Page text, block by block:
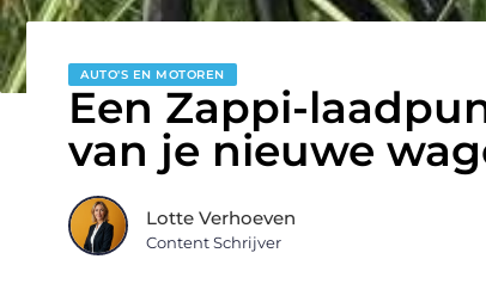
AUTO'S EN MOTOREN
Een Zappi-
van je nieuwe
Lotte Verhoeven
Content Schrijver